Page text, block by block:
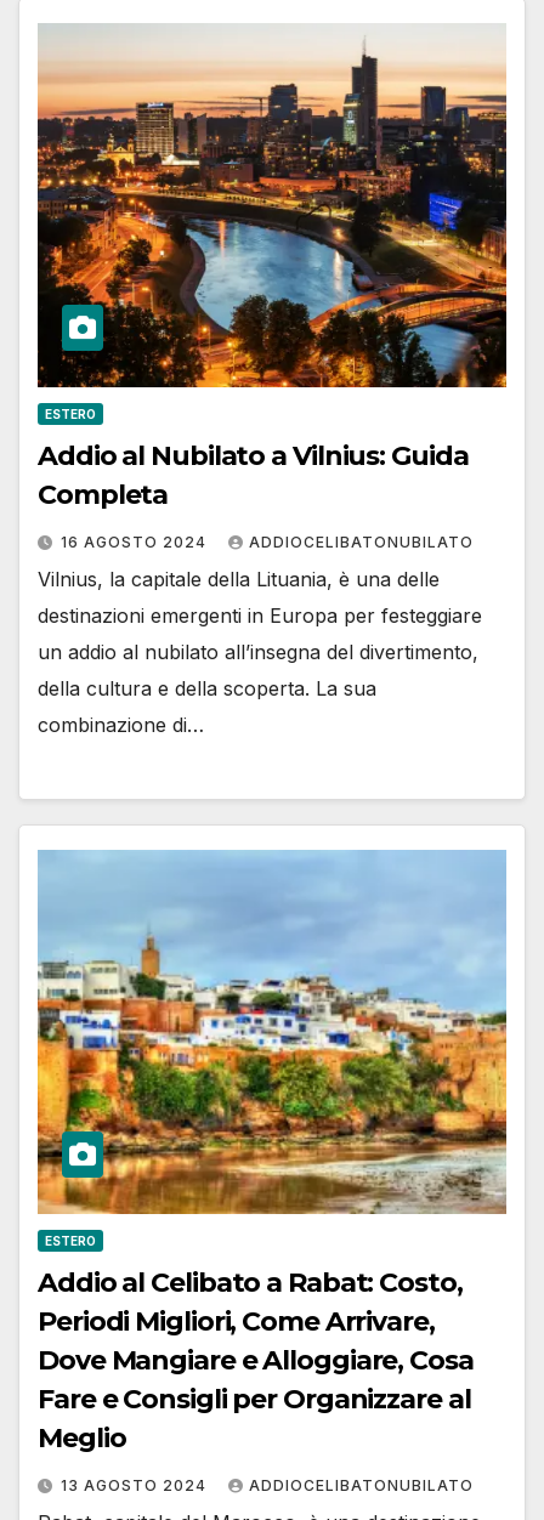
ESTERO
Addio al Nubilato a Vilnius: Guida
Completa
16 AGOSTO 2024 ADDIOCELIBATONUBILATO
Vilnius, la capitale della Lituania, è una delle
destinazioni emergenti in Europa per festeggiare
un addio al nubilato all’insegna del divertimento,
della cultura e della scoperta. La sua
combinazione di…
ESTERO
Addio al Celibato a Rabat: Costo,
Periodi Migliori, Come Arrivare,
Dove Mangiare e Alloggiare, Cosa
Fare e Consigli per Organizzare al
Meglio
13 AGOSTO 2024 ADDIOCELIBATONUBILATO